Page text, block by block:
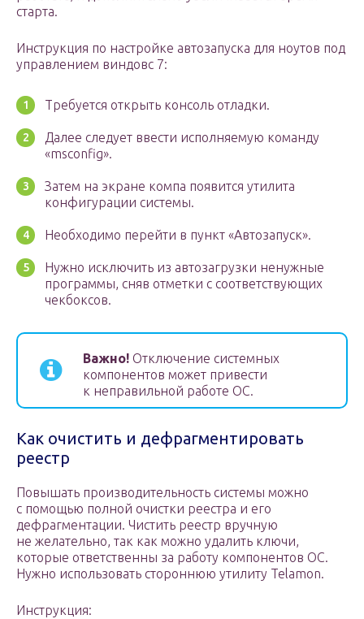
старта.
Инструкция по настройке автозапуска для ноутов под
управлением виндовс 7:
Требуется открыть консоль отладки.
Далее следует ввести исполняемую команду
«msconfig».
Затем на экране компа появится утилита
конфигурации системы.
Необходимо перейти в пункт «Автозапуск».
Нужно исключить из автозагрузки ненужные
программы, сняв отметки с соответствующих
чекбоксов.
Важно! Отключение системных
компонентов может привести
к неправильной работе ОС.
Как очистить и дефрагментировать
реестр
Повышать производительность системы можно
с помощью полной очистки реестра и его
дефрагментации. Чистить реестр вручную
не желательно, так как можно удалить ключи,
которые ответственны за работу компонентов ОС.
Нужно использовать стороннюю утилиту Telamon.
Инструкция: